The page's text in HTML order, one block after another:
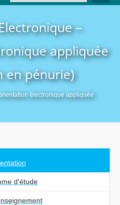
–
appliquée
en pénurie)
électronique appliquée
d′étude